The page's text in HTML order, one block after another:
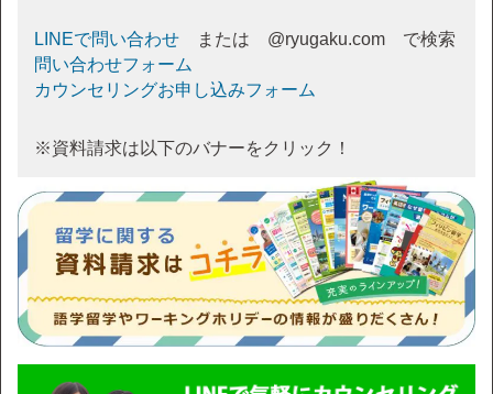
LINEで問い合わせ または @ryugaku.com で検索
問い合わせフォーム
カウンセリングお申し込みフォーム
※資料請求は以下のバナーをクリック！